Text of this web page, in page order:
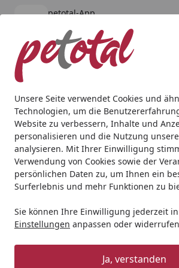
Unsere Seite verwendet Cookies und
Technologien, um die
Website zu verbessern, Inhalte und
personalisieren und die Nutzung
analysieren. Mit Ihrer Einwilligung
Verwendung von Cookies sowie der
persönlichen Daten zu, um Ihnen ein
Surferlebnis und mehr Funktionen zu
Sie können Ihre Einwilligung jederzeit
Einstellungen anpassen oder
Ja, verstanden
petotal-App
kostenlos - Im App Store
Alle Produkte
Mein Konto
Suchen
Startseite
Hund Halsbänder, Leinen & Co
curli Clasp AirMesh
skyblue Hundegeschirr
(3 Bewertungen)